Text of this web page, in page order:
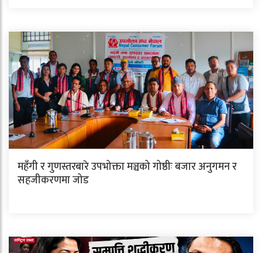
महँगी र गुणस्तरबारे उपभोक्ता मञ्चको गोष्ठीः बजार अनुगमन र
सहजीकरणमा जोड